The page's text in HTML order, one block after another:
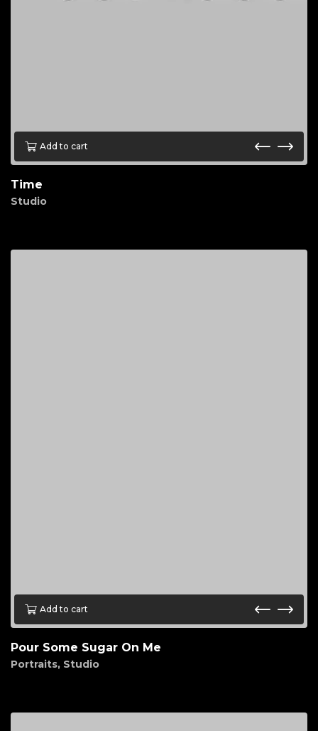
Add to cart
Time
Studio
Add to cart
Pour Some Sugar On Me
Portraits, Studio